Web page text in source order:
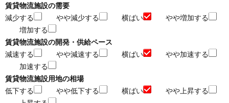
賃貸物流施設の需要
減少する
やや減少する 横ばい
やや増加する
増加する
賃貸物流施設の開発・供給ペース
減速する
やや減速する 横ばい
やや加速する
加速する
賃貸物流施設用地の相場
低下する
やや低下する 横ばい
やや上昇する